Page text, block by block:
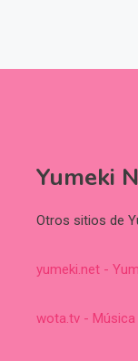
Yumeki
Otros sitios de
yumeki.net -
wota.tv -